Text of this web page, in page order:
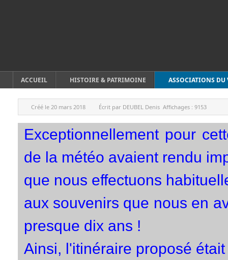
ACCUEIL HISTOIRE & PATRIMOINE ASSOCIATIONS DU
Créé le 20 mars 2018 Écrit par DEUBEL Denis Affichages : 9153
Exceptionnellement pour
de la météo avaient rendu
que nous effectuons
aux souvenirs que nous en
presque dix ans !
Ainsi, l'itinéraire proposé était